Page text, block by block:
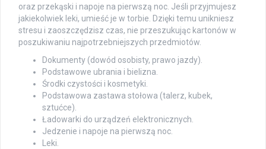
oraz przekąski i napoje na pierwszą noc. Jeśli przyjmujesz
jakiekolwiek leki, umieść je w torbie. Dzięki temu unikniesz
stresu i zaoszczędzisz czas, nie przeszukując kartonów w
poszukiwaniu najpotrzebniejszych przedmiotów.
Dokumenty (dowód osobisty, prawo jazdy).
Podstawowe ubrania i bielizna.
Środki czystości i kosmetyki.
Podstawowa zastawa stołowa (talerz, kubek,
sztućce).
Ładowarki do urządzeń elektronicznych.
Jedzenie i napoje na pierwszą noc.
Leki.